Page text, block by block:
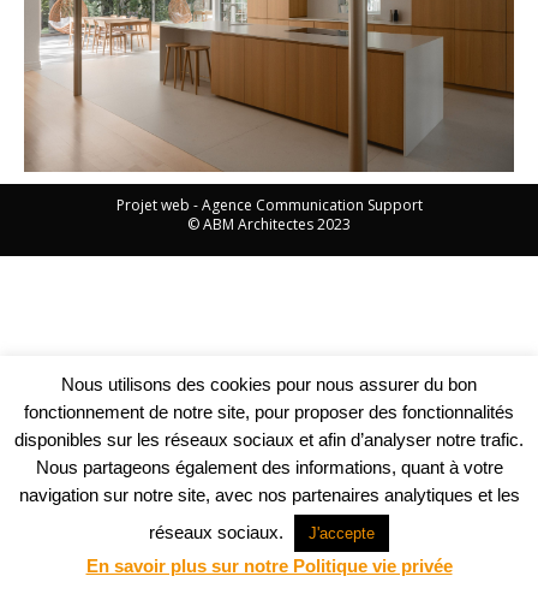
Projet web -Agence Communication Support
© ABM Architectes 2023
Nous utilisons des cookies pour nous assurer du bon
fonctionnement de notre site, pour proposer des fonctionnalités
disponibles sur les réseaux sociaux et afin d’analyser notre trafic.
Nous partageons également des informations, quant à votre
navigation sur notre site, avec nos partenaires analytiques et les
réseaux sociaux.
J'accepte
En savoir plus sur notre Politique vie privée